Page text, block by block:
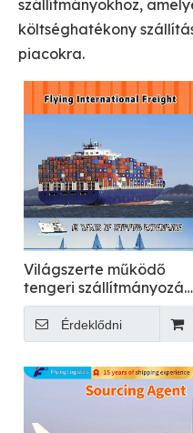
szállítmányokhoz,
költséghatékony
piacokra.
Világszerte működő
tengeri szállítmányozási
szolgáltatás
Érdeklődni